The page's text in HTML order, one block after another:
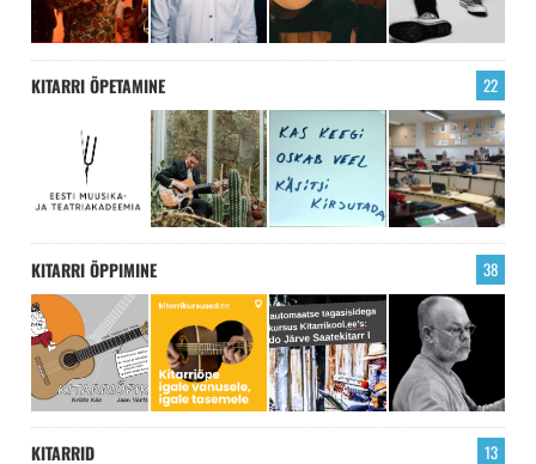
KITARRI ÕPETAMINE 22
KITARRI ÕPPIMINE 38
KITARRID 13